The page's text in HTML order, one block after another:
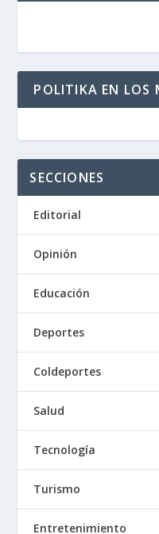
POLITIKA EN LOS
SECCIONES
Editorial
Opinión
Educación
Deportes
Coldeportes
Salud
Tecnología
Turismo
Entretenimiento